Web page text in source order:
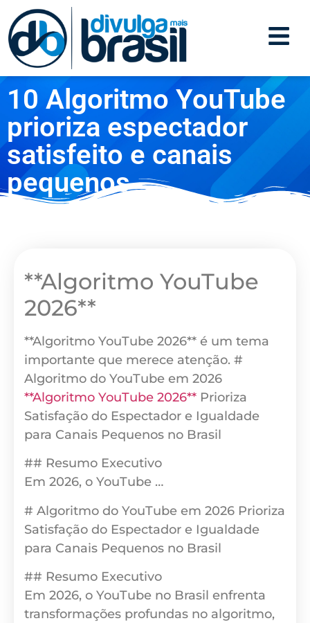
10 Algoritmo YouTube
prioriza espectador
satisfeito e canais
pequenos
**Algoritmo YouTube
2026**
**Algoritmo YouTube 2026** é um tema
importante que merece atenção. #
Algoritmo do YouTube em 2026
**Algoritmo YouTube 2026** Prioriza
Satisfação do Espectador e Igualdade
para Canais Pequenos no Brasil
## Resumo Executivo
Em 2026, o YouTube …
# Algoritmo do YouTube em 2026 Prioriza
Satisfação do Espectador e Igualdade
para Canais Pequenos no Brasil
## Resumo Executivo
Em 2026, o YouTube no Brasil enfrenta
transformações profundas no algoritmo,